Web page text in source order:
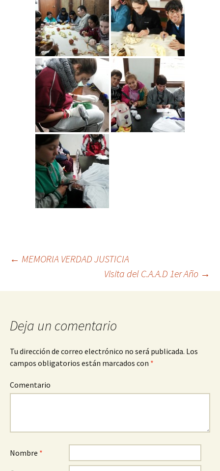
Navegación
de
entradas
← MEMORIA VERDAD JUSTICIA
Visita del C.A.A.D 1er Año →
Deja un comentario
Tu dirección de correo electrónico no será publicada. Los
campos obligatorios están marcados con *
Comentario
Nombre *